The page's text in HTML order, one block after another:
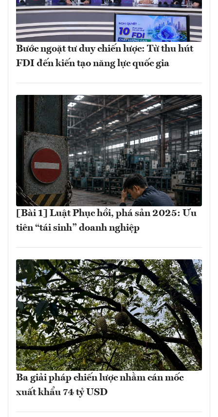
Bước ngoặt tư duy chiến lược: Từ thu hút
FDI đến kiến tạo năng lực quốc gia
[Bài 1] Luật Phục hồi, phá sản 2025: Ưu
tiên “tái sinh” doanh nghiệp
Ba giải pháp chiến lược nhằm cán mốc
xuất khẩu 74 tỷ USD